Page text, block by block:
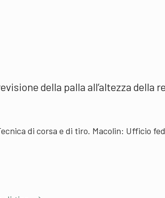
della palla all’altezza della
di corsa e di tiro. Macolin: Ufficio